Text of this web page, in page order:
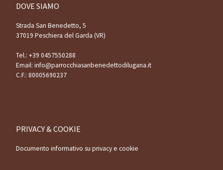
DOVE SIAMO
Strada San Benedetto, 5
37019 Peschiera del Garda (VR)
Tel.: +39 0457550288
Email: info@parrocchiasanbenedettodilugana.it
C.F.: 80005690237
PRIVACY & COOKIE
Documento informativo su privacy e cookie